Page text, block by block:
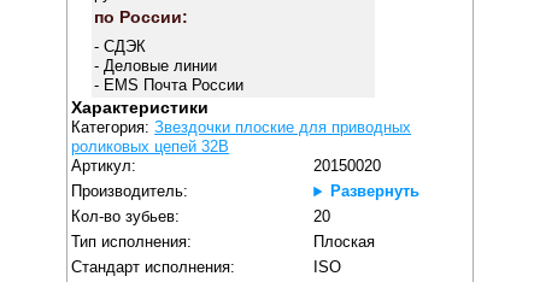
по России:
- СДЭК
- Деловые линии
- EMS Почта России
Характеристики
Категория:Звездочки плоские для приводных
роликовых цепей 32B
Артикул:
20150020
Производитель:
Развернуть
Кол-во зубьев:
20
Тип исполнения:
Плоская
Стандарт исполнения:
ISO